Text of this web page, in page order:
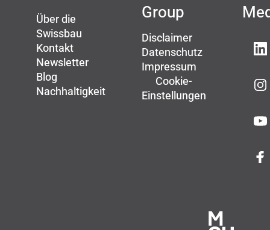
Über die
Swissbau
Kontakt
Newsletter
Blog
Nachhaltigkeit
Group
Disclaimer
Datenschutz
Impressum
Cookie-
Einstellungen